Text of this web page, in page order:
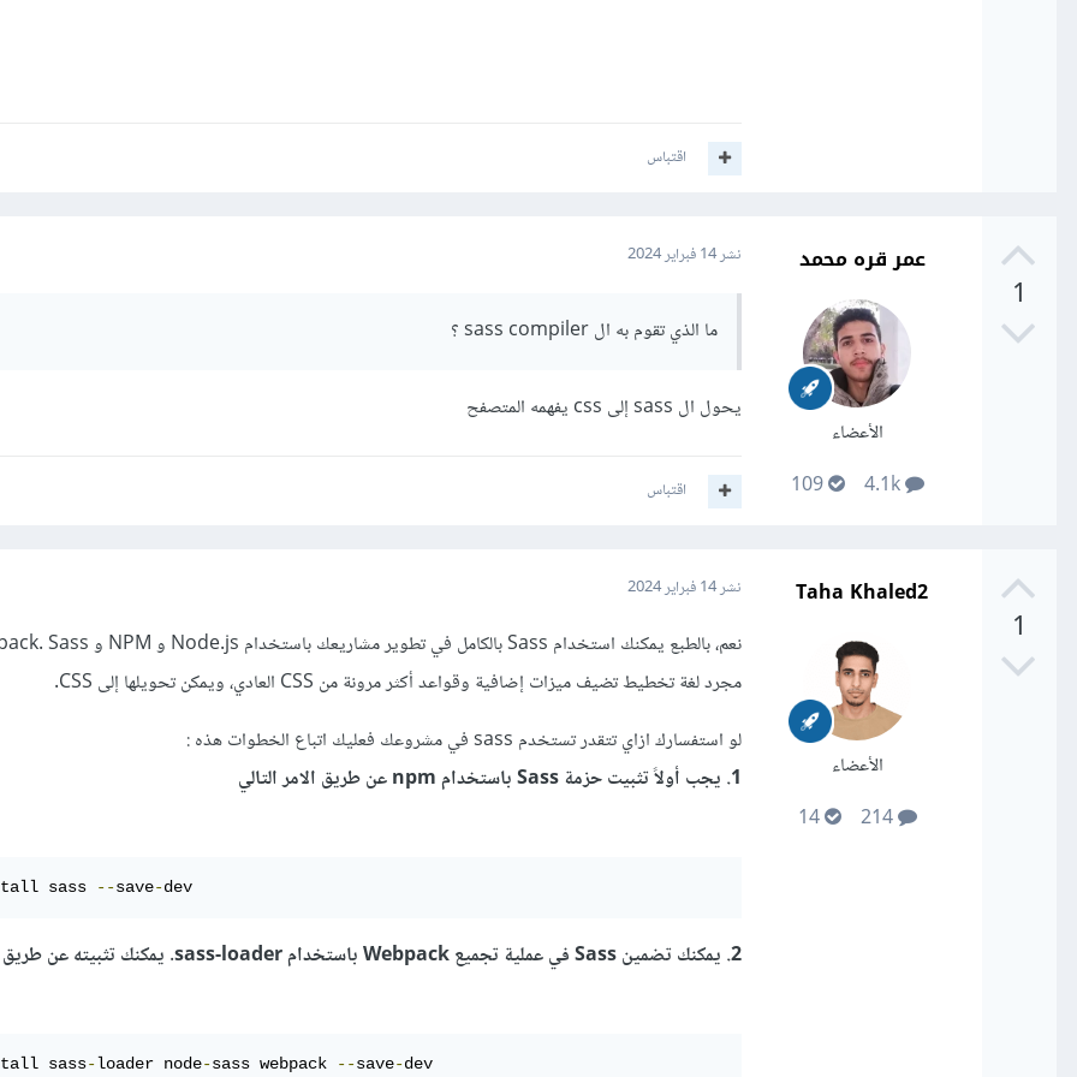
اقتباس
1
عمر قره محمد
الأعضاء
4.1k
109
نشر14 فبراير 2024
ما الذي تقوم به ال sass compiler ؟
يحول ال sass إلى css يفهمه المتصفح
اقتباس
1
Taha Khaled2
الأعضاء
214
14
نشر14 فبراير 2024
مجرد لغة تخطيط تضيف ميزات إضافية وقواعد أكثر مرونة من CSS العادي، ويمكن تحويلها إلى CSS.
لو استفسارك ازاي تتقدر تستخدم sass في مشروعك فعليك اتباع الخطوات هذه
:
1. يجب أولاً تثبيت حزمة Sass باستخدام npm عن طريق الامر التالي
sass --save-dev
2. يمكنك تضمين Sass في عملية تجميع Webpack باستخدام sass-loader. يمكنك تثبيته عن طريق الامر التالي :
sass-loader node-sass webpack --save-dev